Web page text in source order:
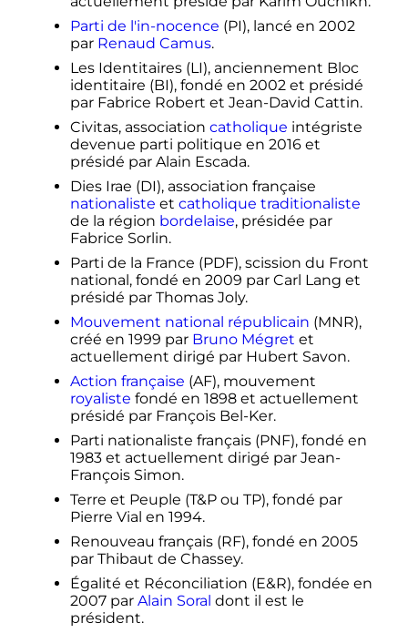
Parti de l'in-nocence (PI), lancé en 2002
par Renaud Camus.
Les Identitaires (LI), anciennement Bloc
identitaire (BI), fondé en 2002 et présidé
par Fabrice Robert et Jean-David Cattin.
Civitas, association catholique intégriste
devenue parti politique en 2016 et
présidé par Alain Escada.
Dies Irae (DI), association française
nationaliste et catholique traditionaliste
de la région bordelaise, présidée par
Fabrice Sorlin.
Parti de la France (PDF), scission du Front
national, fondé en 2009 par Carl Lang et
présidé par Thomas Joly.
Mouvement national républicain (MNR),
créé en 1999 par Bruno Mégret et
actuellement dirigé par Hubert Savon.
Action française (AF), mouvement
royaliste fondé en 1898 et actuellement
présidé par François Bel-Ker.
Parti nationaliste français (PNF), fondé en
1983 et actuellement dirigé par Jean-
François Simon.
Terre et Peuple (T&P ou TP), fondé par
Pierre Vial en 1994.
Renouveau français (RF), fondé en 2005
par Thibaut de Chassey.
Égalité et Réconciliation (E&R), fondée en
2007 par Alain Soral dont il est le
président.